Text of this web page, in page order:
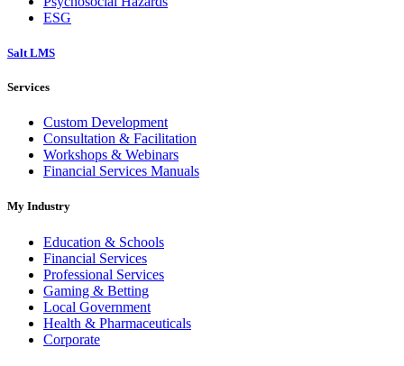
ESG
Salt LMS
Services
Custom Development
Consultation & Facilitation
Workshops & Webinars
Financial Services Manuals
My Industry
Education & Schools
Financial Services
Professional Services
Gaming & Betting
Local Government
Health & Pharmaceuticals
Corporate